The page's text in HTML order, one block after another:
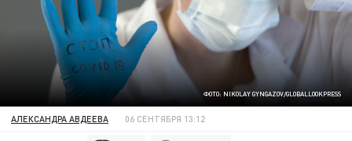
ФОТО: NIKOLAY GYNGAZOV/GLOBALLOOKPRESS
АЛЕКСАНДРА АВДЕЕВА 06 СЕНТЯБРЯ 13:12